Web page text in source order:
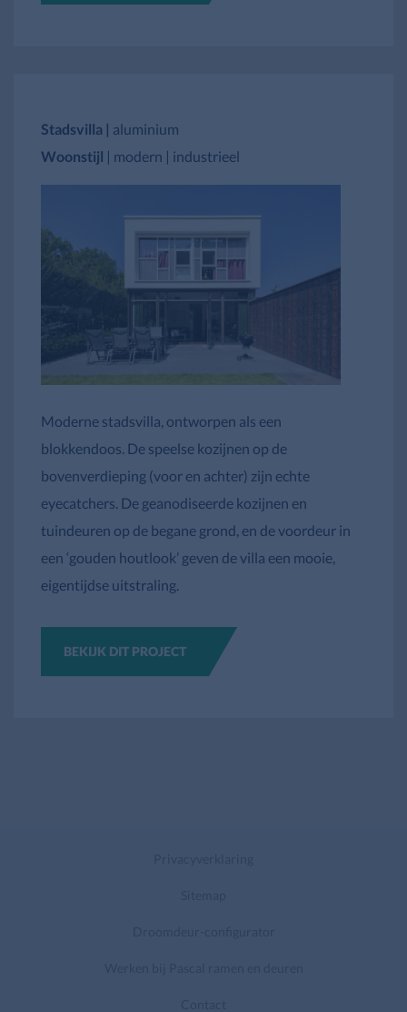
Stadsvilla | aluminium
Woonstijl | modern | industrieel
Moderne stadsvilla, ontworpen als een
blokkendoos. De speelse kozijnen op de
bovenverdieping (voor en achter) zijn echte
eyecatchers. De geanodiseerde kozijnen en
tuindeuren op de begane grond, en de voordeur in
een ‘gouden houtlook’ geven de villa een mooie,
eigentijdse uitstraling.
BEKIJK DIT PROJECT